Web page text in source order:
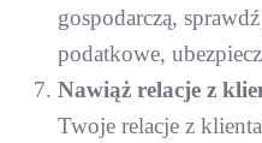
gospodarczą,
podatkowe,
Nawiąż relacje z
Twoje relacje z